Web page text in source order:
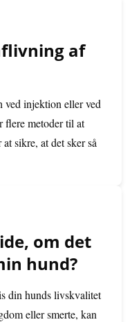
af
ved injektion eller ved
flere metoder til at
sikre, at det sker så
om det
hund?
din hunds livskvalitet
eller smerte, kan